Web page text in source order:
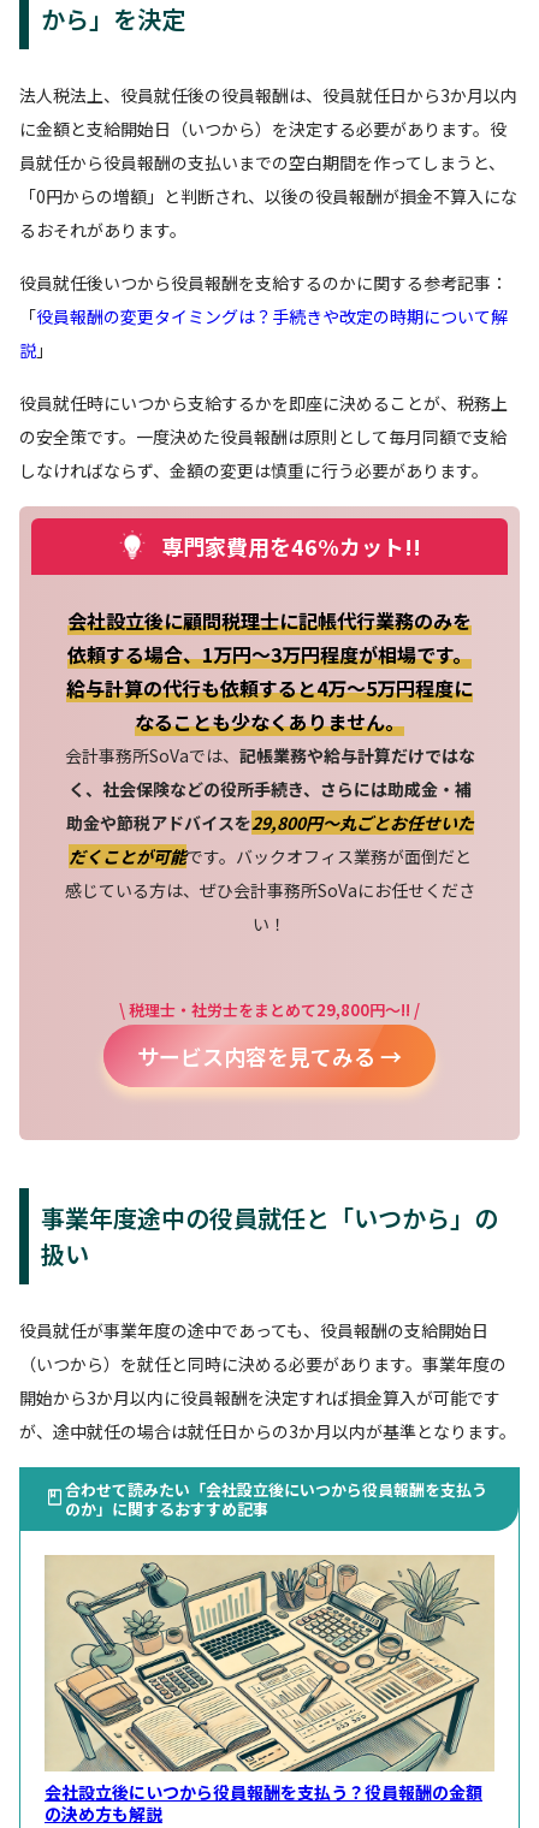
から」を決定
法人税法上、役員就任後の役員報酬は、役員就任日から3か月以内
に金額と支給開始日（いつから）を決定する必要があります。役
員就任から役員報酬の支払いまでの空白期間を作ってしまうと、
「0円からの増額」と判断され、以後の役員報酬が損金不算入にな
るおそれがあります。
役員就任後いつから役員報酬を支給するのかに関する参考記事：
「役員報酬の変更タイミングは？手続きや改定の時期について解
説 」
役員就任時にいつから支給するかを即座に決めることが、税務上
の安全策です。一度決めた役員報酬は原則として毎月同額で支給
しなければならず、金額の変更は慎重に行う必要があります。
専門家費用を46%カット!!
会社設立後に顧問税理士に記帳代行業務のみを
依頼する場合、1万円～3万円程度が相場です。
給与計算の代行も依頼すると4万～5万円程度に
なることも少なくありません。
会計事務所SoVaでは、 記帳業務や給与計算だけではな
く、社会保険などの役所手続き、さらには助成金・補
助金や節税アドバイスを29,800円〜丸ごとお任せいた
だくことが可能です。バックオフィス業務が面倒だと
感じている方は、ぜひ会計事務所SoVaにお任せくださ
い！
\ 税理士・社労士をまとめて29,800円～!! /
サービス内容を見てみる →
事業年度途中の役員就任と「いつから」の
扱い
役員就任が事業年度の途中であっても、役員報酬の支給開始日
（いつから）を就任と同時に決める必要があります。事業年度の
開始から3か月以内に役員報酬を決定すれば損金算入が可能です
が、途中就任の場合は就任日からの3か月以内が基準となります。
合わせて読みたい「会社設立後にいつから役員報酬を支払う
のか」に関するおすすめ記事
会社設立後にいつから役員報酬を支払う？役員報酬の金額
の決め方も解説